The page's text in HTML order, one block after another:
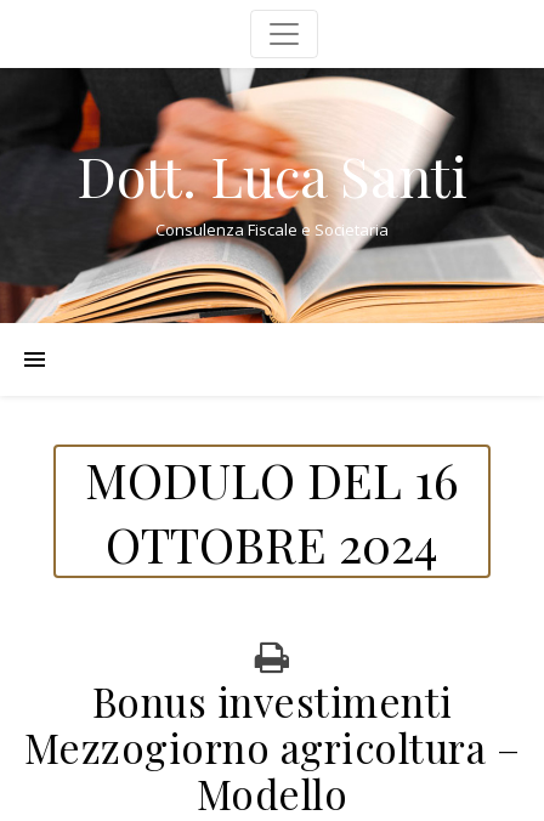
Dott. Luca Santi
Consulenza Fiscale e Societaria
MODULO DEL 16
OTTOBRE 2024
Bonus investimenti
Mezzogiorno agricoltura –
Modello